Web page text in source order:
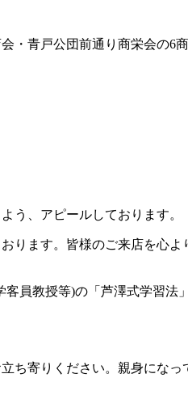
・青戸公団前通り商栄会の6
う、アピールしております。
ります。皆様のご来店を心よ
員教授等)の「芦澤式学習法
ち寄りください。親身になっ